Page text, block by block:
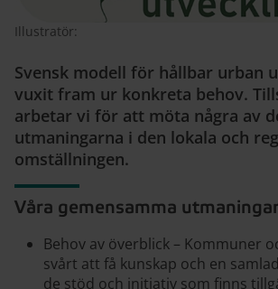
Illustratör:
Svensk modell för hållbar urban
vuxit fram ur konkreta behov.
arbetar vi för att möta några av
utmaningarna i den lokala och
omställningen.
Våra gemensamma
Behov av överblick – Kommuner
svårt att få kunskap och en
de stöd och initiativ som finns